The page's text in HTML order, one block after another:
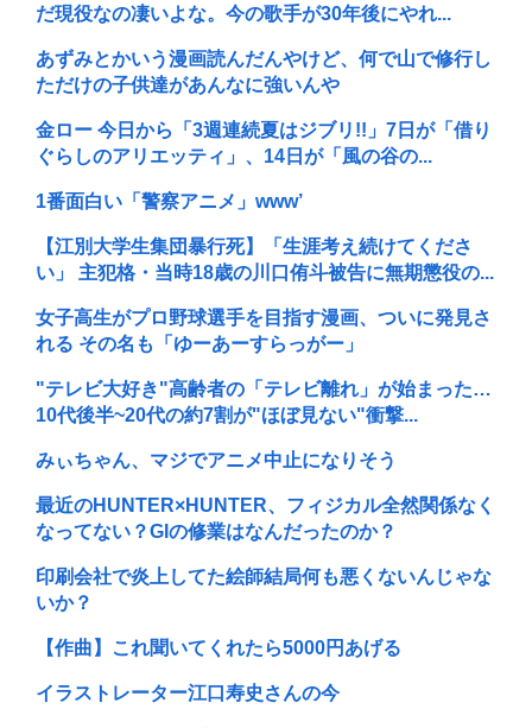
だ現役なの凄いよな。今の歌手が30年後にやれ...
あずみとかいう漫画読んだんやけど、何で山で修行し
ただけの子供達があんなに強いんや
金ロー 今日から「3週連続夏はジブリ!!」7日が「借り
ぐらしのアリエッティ」、14日が「風の谷の...
1番面白い「警察アニメ」www’
【江別大学生集団暴行死】「生涯考え続けてくださ
い」 主犯格・当時18歳の川口侑斗被告に無期懲役の...
女子高生がプロ野球選手を目指す漫画、ついに発見さ
れる その名も「ゆーあーすらっがー」
"テレビ大好き"高齢者の「テレビ離れ」が始まった…
10代後半~20代の約7割が"ほぼ見ない"衝撃...
みぃちゃん、マジでアニメ中止になりそう
最近のHUNTER×HUNTER、フィジカル全然関係なく
なってない？GIの修業はなんだったのか？
印刷会社で炎上してた絵師結局何も悪くないんじゃな
いか？
【作曲】これ聞いてくれたら5000円あげる
イラストレーター江口寿史さんの今